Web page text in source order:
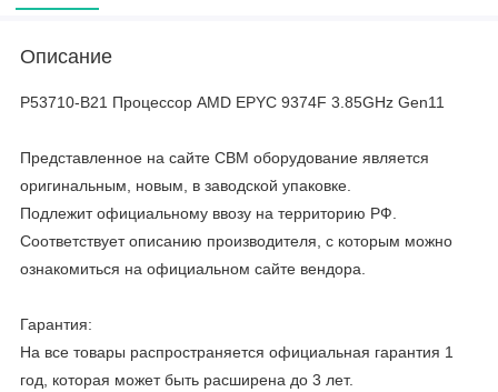
Описание
P53710-B21 Процессор AMD EPYC 9374F 3.85GHz Gen11
Представленное на сайте CBM оборудование является
оригинальным, новым, в заводской упаковке.
Подлежит официальному ввозу на территорию РФ.
Соответствует описанию производителя, с которым можно
ознакомиться на официальном сайте вендора.
Гарантия:
На все товары распространяется официальная гарантия 1
год, которая может быть расширена до 3 лет.